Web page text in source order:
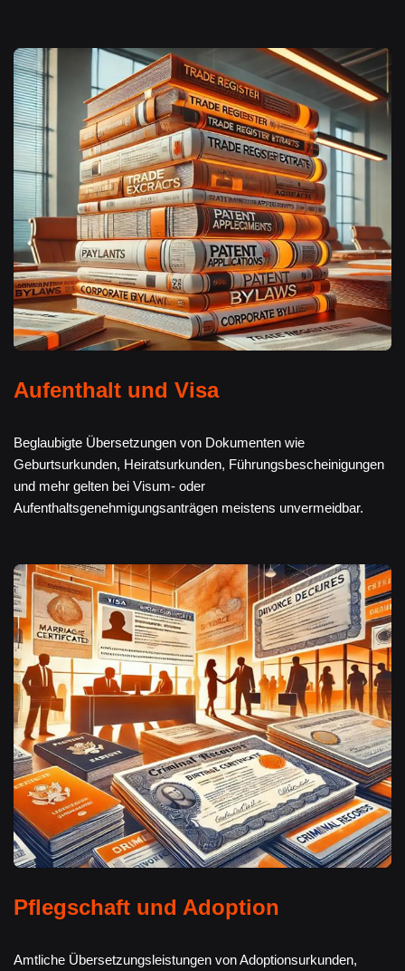
Aufenthalt und Visa
Beglaubigte Übersetzungen von Dokumenten wie
Geburtsurkunden, Heiratsurkunden, Führungsbescheinigungen
und mehr gelten bei Visum- oder
Aufenthaltsgenehmigungsanträgen meistens unvermeidbar.
Pflegschaft und Adoption
Amtliche Übersetzungsleistungen von Adoptionsurkunden,